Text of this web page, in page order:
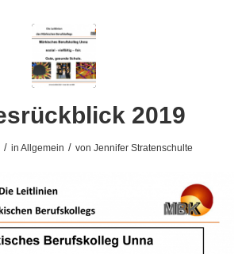
2019
/ inAllgemein / vonJennifer Stratenschulte